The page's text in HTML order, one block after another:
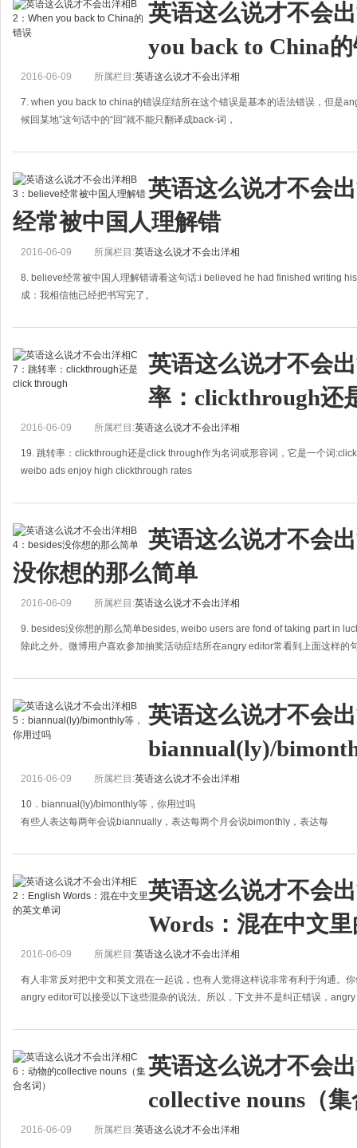
英语这么说才不会
you back to China
2016-06-09 所属栏目:英语这么说才不会出洋相
7. when you back to china的错误症结所在这个错误是基本的语法错误，但是
候回某地”这句话中的“回”就不能只翻译成back-词，
英语这么说才不会
经常被中国人理解错
2016-06-09 所属栏目:英语这么说才不会出洋相
8. believe经常被中国人理解错请看这句话:i believed he had finished writing
成：我相信他已经把书写完了。
英语这么说才不会
率：clickthrough还
2016-06-09 所属栏目:英语这么说才不会出洋相
19. 跳转率：clickthrough还是click through作为名词或形容词，它是一个词
weibo ads enjoy high clickthrough rates
英语这么说才不会
没你想的那么简单
2016-06-09 所属栏目:英语这么说才不会出洋相
9. besides没你想的那么简单besides, weibo users are fond of taking part in
除此之外。微博用户喜欢参加抽奖活动症结所在angry editor常看到上面这样的
英语这么说才不会
biannual(ly)/
2016-06-09 所属栏目:英语这么说才不会出洋相
10．biannual(ly)/bimonthly等，你用过吗
有些人表达每两年会说biannually，表达每两个月会说bimonthly，表达每
这样说没有错，可问题在于，一些人表达一年两次会
英语这么说才不会
Words：混在中文
2016-06-09 所属栏目:英语这么说才不会出洋相
有人非常反对把中文和英文混在一起说，也有人觉得这样说非常有利于沟通。
angry editor可以接受以下这些混杂的说法。所以，下文并不是纠正错误，
英语这么说才不会
collective nouns（
2016-06-09 所属栏目:英语这么说才不会出洋相